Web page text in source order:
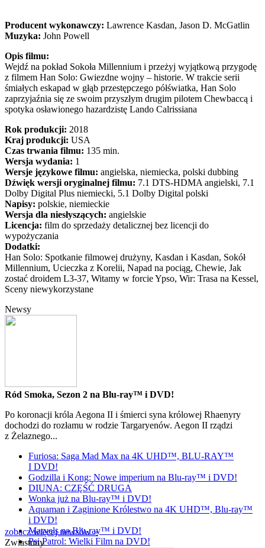
Producent wykonawczy: Lawrence Kasdan, Jason D. McGatlin
Muzyka: John Powell
Opis filmu:
Wejdź na pokład Sokoła Millennium i przeżyj wyjątkową przygodę
z filmem Han Solo: Gwiezdne wojny – historie. W trakcie serii
śmiałych eskapad w głąb przestępczego półświatka, Han Solo
zaprzyjaźnia się ze swoim przyszłym drugim pilotem Chewbaccą i
spotyka osławionego hazardzistę Lando Calrissiana
Rok produkcji: 2018
Kraj produkcji: USA
Czas trwania filmu: 135 min.
Wersja wydania: 1
Wersje językowe filmu: angielska, niemiecka, polski dubbing
Dźwięk wersji oryginalnej filmu: 7.1 DTS-HDMA angielski, 7.1
Dolby Digital Plus niemiecki, 5.1 Dolby Digital polski
Napisy: polskie, niemieckie
Wersja dla niesłyszących: angielskie
Licencja: film do sprzedaży detalicznej bez licencji do
wypożyczania
Dodatki:
Han Solo: Spotkanie filmowej drużyny, Kasdan i Kasdan, Sokół
Millennium, Ucieczka z Korelii, Napad na pociąg, Chewie, Jak
zostać droidem L3-37, Witamy w forcie Ypso, Wir: Trasa na Kessel,
Sceny niewykorzystane
Newsy
Ród Smoka, Sezon 2 na Blu-ray™ i DVD!
Po koronacji króla Aegona II i śmierci syna królowej Rhaenyry
dochodzi do rozłamu w rodzie Targaryenów. Aegon II rządzi
z Żelaznego...
Furiosa: Saga Mad Max na 4K UHD™, BLU-RAY™
I DVD!
Godzilla i Kong: Nowe imperium na Blu-ray™ i DVD!
DIUNA: CZĘŚĆ DRUGA
Wonka już na Blu-ray™ i DVD!
Aquaman i Zaginione Królestwo na 4K UHD™, Blu-ray™
i DVD!
Marvels na Blu-ray™ i DVD!
Psi Patrol: Wielki Film na DVD!
zobacz więcej newsów »
Zwiastuny